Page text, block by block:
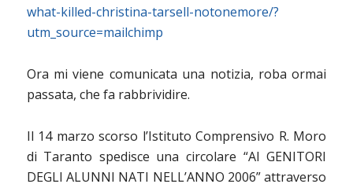
what-killed-christina-tarsell-notonemore/?
utm_source=mailchimp
Ora mi viene comunicata una notizia, roba ormai
passata, che fa rabbrividire.
Il 14 marzo scorso l’Istituto Comprensivo R. Moro
di Taranto spedisce una circolare “AI GENITORI
DEGLI ALUNNI NATI NELL’ANNO 2006” attraverso